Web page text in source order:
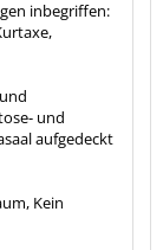
inbegriffen:
und
aufgedeckt
Kein